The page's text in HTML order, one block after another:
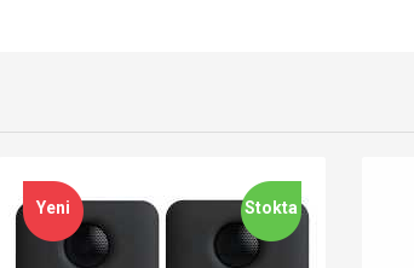
Stokta
Yeni